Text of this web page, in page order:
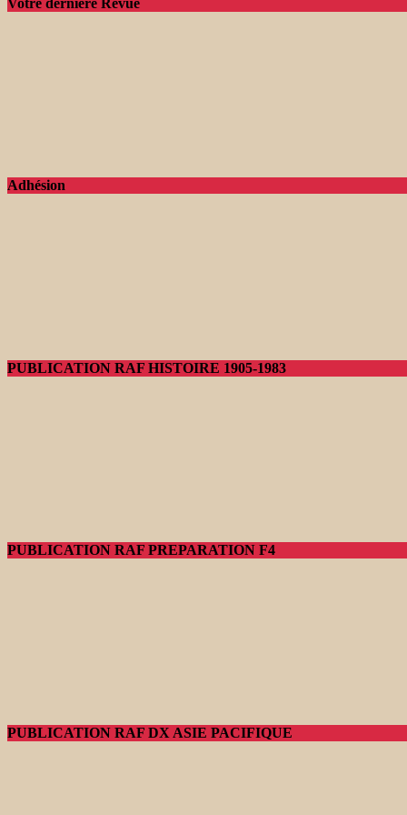
Adhésion
PUBLICATION RAF HISTOIRE 1905-1983
PUBLICATION RAF PREPARATION F4
PUBLICATION RAF DX ASIE PACIFIQUE